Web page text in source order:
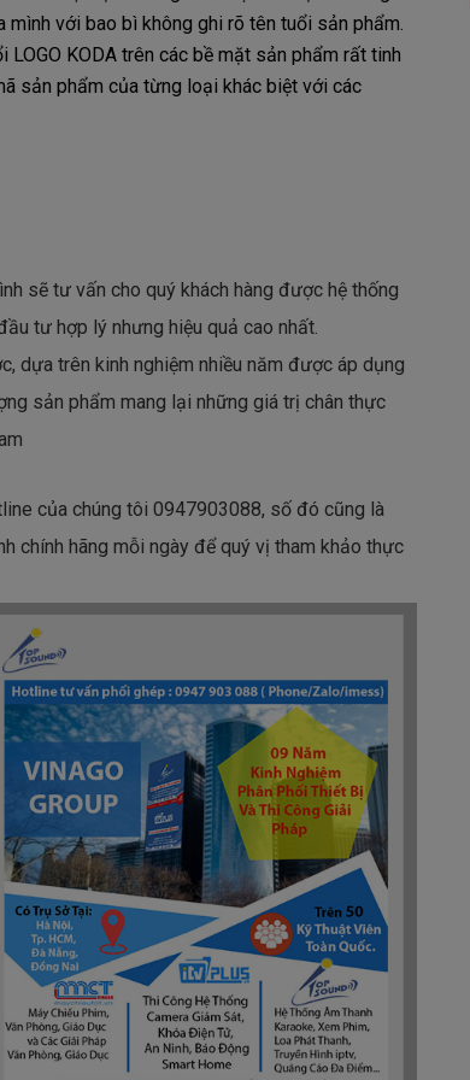
với bao bì không ghi rõ tên tuổi sản phẩm.
KODA trên các bề mặt sản phẩm rất tinh
sản phẩm của từng loại khác biệt với các
sẽ tư vấn cho quý khách hàng được hệ thống
tư hợp lý nhưng hiệu quả cao nhất.
dựa trên kinh nghiệm nhiều năm được áp dụng
sản phẩm mang lại những giá trị chân thực
của chúng tôi 0947903088, số đó cũng là
chính hãng mỗi ngày để quý vị tham khảo thực